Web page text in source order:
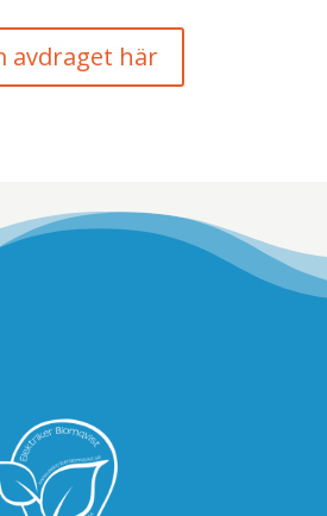
avdraget här